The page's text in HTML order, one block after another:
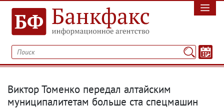
Виктор Томенко передал алтайским
муниципалитетам больше ста спецмашин